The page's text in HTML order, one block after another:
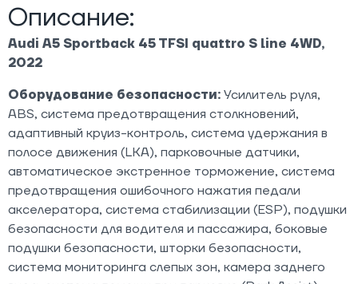
Описание:
Audi A5 Sportback 45 TFSI quattro S line 4WD,
2022
Оборудование безопасности: Усилитель руля,
ABS, система предотвращения столкновений,
адаптивный круиз-контроль, система удержания в
полосе движения (LKA), парковочные датчики,
автоматическое экстренное торможение, система
предотвращения ошибочного нажатия педали
акселератора, система стабилизации (ESP), подушки
безопасности для водителя и пассажира, боковые
подушки безопасности, шторки безопасности,
система мониторинга слепых зон, камера заднего